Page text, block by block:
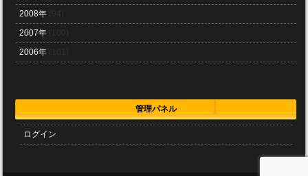
2008年
2007年
2006年
管理パネル
ログイン